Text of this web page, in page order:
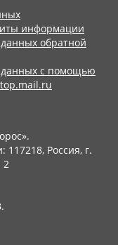
информации
обратной
данных с помощью
117218, Россия, г.
2